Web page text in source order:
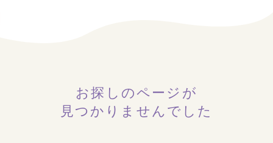
お探しのページが
見つかりませんでした